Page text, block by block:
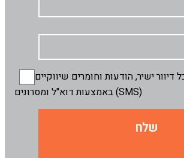
ישיר, הודעות וחומרים שיווקיים
באמצעות דוא"ל ומסרונים (SMS)
שלח